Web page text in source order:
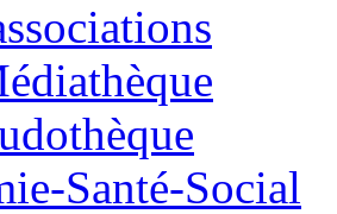
Santé-Social